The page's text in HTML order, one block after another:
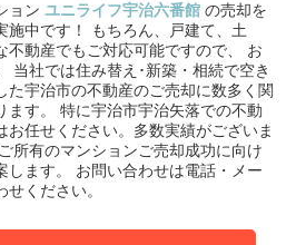
ョン ユニライフ宇治六番館 の売却を
施中です！
もちろん、戸建て、土
不動産でもご対応可能ですので、 お
当社では住み替え･新築・相続で空き
た宇治市の不動産のご売却に数多く関
す。
特に宇治市宇治矢落での不動
お任せください。多数実績がございま
所有のマンションご売却成功に向け
ます。
お問い合わせは電話・メー
ください。